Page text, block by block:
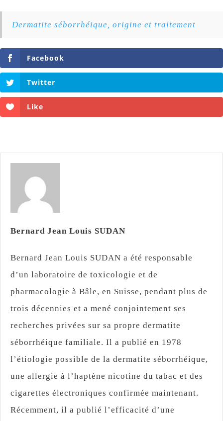
Dermatite séborrhéique, origine et traitement
Facebook
Twitter
Like
Bernard Jean Louis SUDAN
Bernard Jean Louis SUDAN a été responsable
d’un laboratoire de toxicologie et de
pharmacologie à Bâle, en Suisse, pendant plus de
trois décennies et a mené conjointement ses
recherches privées sur sa propre dermatite
séborrhéique familiale. Il a publié en 1978
l’étiologie possible de la dermatite séborrhéique,
une allergie à l’haptène nicotine du tabac et des
cigarettes électroniques confirmée maintenant.
Récemment, il a publié l’efficacité d’une